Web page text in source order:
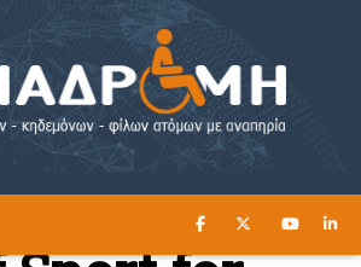
ΔΙΑΒΑΣΤΕ ΕΔΩ ►